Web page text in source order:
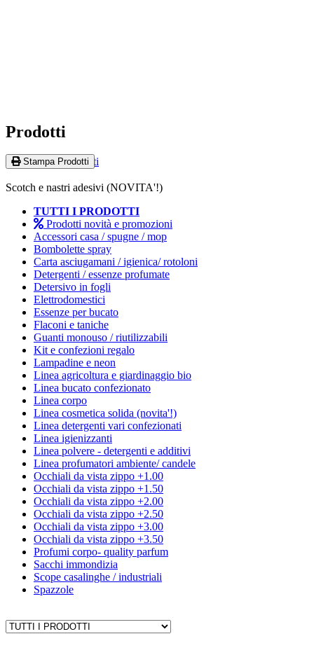
Prodotti
Home Store Privati
Stampa Prodotti
Scotch e nastri adesivi (NOVITA'!)
TUTTI I PRODOTTI
Prodotti novità e promozioni
Accessori casa / spugne / mop
Bombolette spray
Carta asciugamani / igienica/ rotoloni
Detergenti / essenze profumate
Detersivo in fogli
Elettrodomestici
Essenze per bucato
Flaconi e taniche
Guanti monouso / riutilizzabili
Kit e confezioni regalo
Lampadine e neon
Linea agricoltura e giardinaggio bio
Linea bucato confezionato
Linea corpo
Linea cosmetica solida (novita'!)
Linea detergenti vari confezionati
Linea igienizzanti
Linea polvere - detergenti e additivi
Linea profumatori ambiente/ candele
Occhiali da vista zippo +1.00
Occhiali da vista zippo +1.50
Occhiali da vista zippo +2.00
Occhiali da vista zippo +2.50
Occhiali da vista zippo +3.00
Occhiali da vista zippo +3.50
Profumi corpo- quality parfum
Sacchi immondizia
Scope casalinghe / industriali
Spazzole